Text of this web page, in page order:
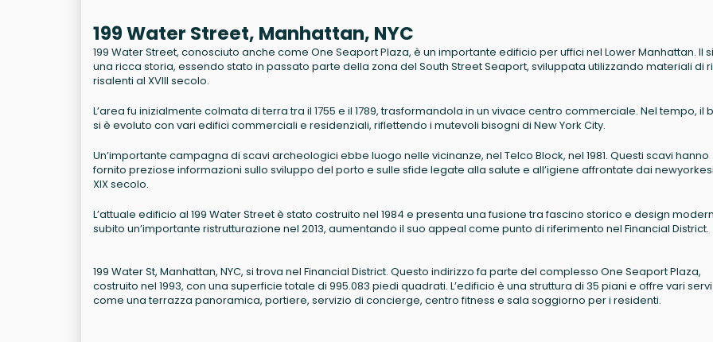
199 Water Street, Manhattan, NYC
199 Water Street, conosciuto anche come One Seaport Plaza, è un importante edificio per uffici nel Lower Manhattan. Il
una ricca storia, essendo stato in passato parte della zona del South Street Seaport, sviluppata utilizzando materiali di
risalenti al XVIII secolo.
L’area fu inizialmente colmata di terra tra il 1755 e il 1789, trasformandola in un vivace centro commerciale. Nel tempo, il
si è evoluto con vari edifici commerciali e residenziali, riflettendo i mutevoli bisogni di New York City.
Un’importante campagna di scavi archeologici ebbe luogo nelle vicinanze, nel Telco Block, nel 1981. Questi scavi hanno
fornito preziose informazioni sullo sviluppo del porto e sulle sfide legate alla salute e all’igiene affrontate dai
XIX secolo.
L’attuale edificio al 199 Water Street è stato costruito nel 1984 e presenta una fusione tra fascino storico e design
subito un’importante ristrutturazione nel 2013, aumentando il suo appeal come punto di riferimento nel Financial District.
199 Water St, Manhattan, NYC, si trova nel Financial District. Questo indirizzo fa parte del complesso One Seaport Plaza,
costruito nel 1993, con una superficie totale di 995.083 piedi quadrati. L’edificio è una struttura di 35 piani e offre vari
come una terrazza panoramica, portiere, servizio di concierge, centro fitness e sala soggiorno per i residenti.